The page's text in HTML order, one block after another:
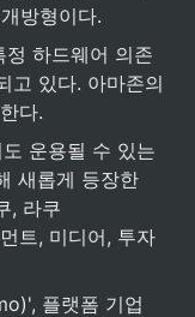
방형이다.
하드웨어 의존
고 있다. 아마존의
다.
운용될 수 있는
새롭게 등장한
, 라쿠
트, 미디어, 투자
플랫폼 기업